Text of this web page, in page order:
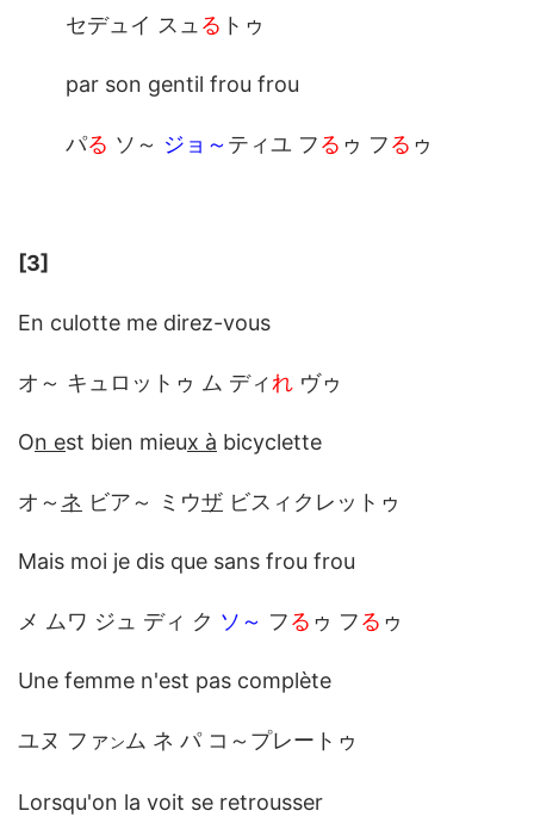
セデュイ スュる トゥ
par son gentil frou frou
パる ソ～ ジョ～ ティユ フる ゥ フる ゥ
[3]
En culotte me direz-vous
オ～ キュロットゥ ム ディれ ヴゥ
On est bien mieux à bicyclette
オ～ ネ ビア～ ミウザ ビスィクレットゥ
Mais moi je dis que sans frou frou
メ ムワ ジュ ディ ク ソ～ フる ゥ フる ゥ
Une femme n'est pas complète
ユヌ ファ ンム ネ パ コ～プレートゥ
Lorsqu'on la voit se retrousser